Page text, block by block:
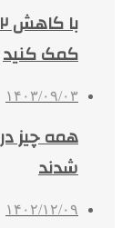
کمک کنید
۱۴۰۳/۰۹/۰۳
شدند
۱۴۰۲/۱۲/۰۹